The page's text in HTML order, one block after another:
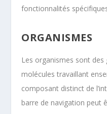
fonctionnalités
ORGANISMES
Les organismes sont
molécules travaillant
composant distinct de
barre de navigation peut